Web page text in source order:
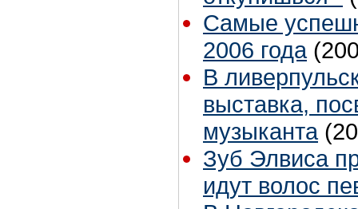
Самые
2006 года
В
выставка,
музыканта
Зуб Элвиса
идут волос